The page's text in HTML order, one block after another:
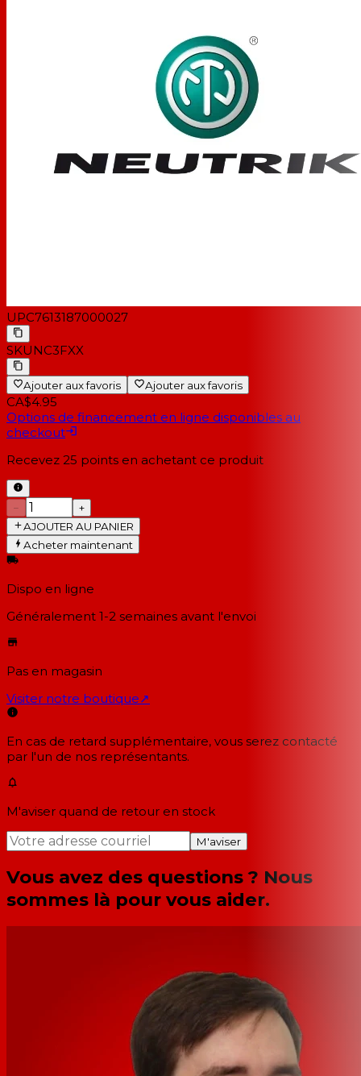
UPC7613187000027
SKUNC3FXX
Ajouter aux favoris Ajouter aux favoris
CA$4.95
Options de financement en ligne disponibles au
checkout
Recevez 25 points en achetant ce produit
−
+
AJOUTER AU PANIER
Acheter maintenant
Dispo en ligne
Généralement 1-2 semaines avant l'envoi
Pas en magasin
Visiter notre boutique↗
En cas de retard supplémentaire, vous serez contacté
par l'un de nos représentants.
M'aviser quand de retour en stock
M'aviser
Vous avez des questions ? Nous
sommes là pour vous aider.